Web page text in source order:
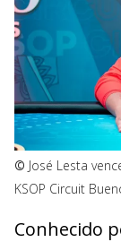
© José Lesta
KSOP Circuit
Conhecido